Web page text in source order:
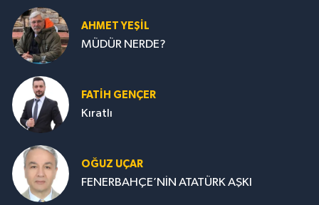
AHMET YEŞİL
MÜDÜR NERDE?
FATIH GENÇER
Kıratlı
OĞUZ UÇAR
FENERBAHÇE’NİN ATATÜRK AŞKI